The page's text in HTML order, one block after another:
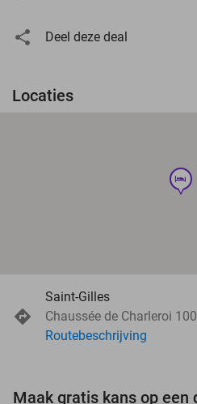
Deel deze deal
Locaties
hotel
Saint-Gilles
Chaussée de Charleroi 100
Routebeschrijving